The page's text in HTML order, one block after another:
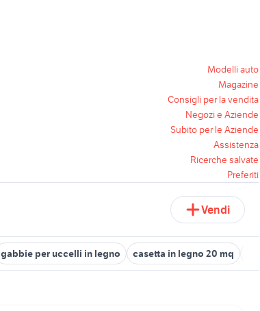
Modelli auto
Magazine
Consigli per la vendita
Negozi e Aziende
Subito per le Aziende
Assistenza
Ricerche salvate
Preferiti
Vendi
gabbie per uccelli in legno casetta in legno 20 mq